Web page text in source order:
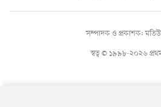
স্বত্ব © ১৯৯৮-২০২৬
সম্পাদক ও প্রকাশক: